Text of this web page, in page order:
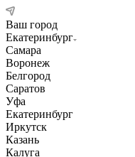
Ваш город
Екатеринбург
Самара
Воронеж
Белгород
Саратов
Уфа
Екатеринбург
Иркутск
Казань
Калуга